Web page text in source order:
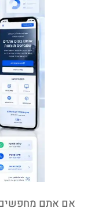
אם אתם מחפשים